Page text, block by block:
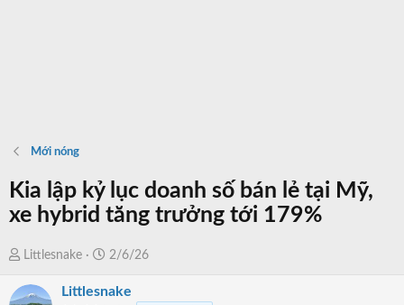
Mới nóng
Kia lập kỷ lục doanh số bán lẻ tại Mỹ,
xe hybrid tăng trưởng tới 179%
T
r
Littlesnake
N
à
2/6/26
Littlesnake